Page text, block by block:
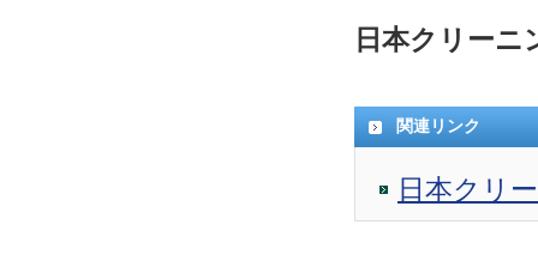
日本クリーニ
関連リンク
日本クリ